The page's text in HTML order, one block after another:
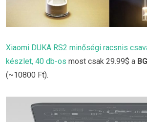
Xiaomi DUKA RS2 minőségi racsnis
készlet, 40 db-os most csak 29.99$ a
(~10800 Ft).